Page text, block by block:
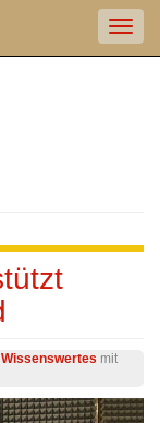
Wissenswertes mit